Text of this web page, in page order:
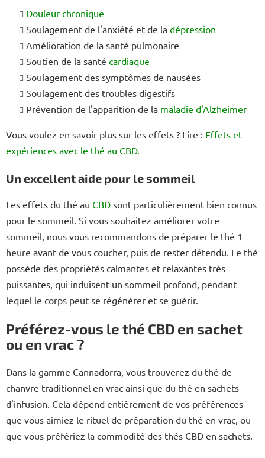
d
e
s
i
s
t
s
Douleur chronique
Soulagement de l'anxiété et de la dépression
Amélioration de la santé pulmonaire
Soutien de la santé cardiaque
Soulagement des symptômes de nausées
Soulagement des troubles digestifs
Prévention de l'apparition de la maladie d'Alzheimer
Vous voulez en savoir plus sur les effets ? Lire : Effets et
expériences avec le thé au CBD.
Un excellent aide pour le sommeil
Les effets du thé au CBD sont particulièrement bien connus
pour le sommeil. Si vous souhaitez améliorer votre
sommeil, nous vous recommandons de préparer le thé 1
heure avant de vous coucher, puis de rester détendu. Le thé
possède des propriétés calmantes et relaxantes très
puissantes, qui induisent un sommeil profond, pendant
lequel le corps peut se régénérer et se guérir.
Préférez-vous le thé CBD en sachet
ou en vrac ?
Dans la gamme Cannadorra, vous trouverez du thé de
chanvre traditionnel en vrac ainsi que du thé en sachets
d'infusion. Cela dépend entièrement de vos préférences —
que vous aimiez le rituel de préparation du thé en vrac, ou
que vous préfériez la commodité des thés CBD en sachets.